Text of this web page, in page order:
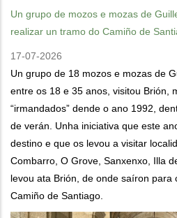
Un grupo de mozos e mozas de
realizar un tramo do Camiño de
17-07-2026
Un grupo de 18 mozos e mozas de
entre os 18 e 35 anos, visitou Brión,
“irmandados” dende o ano 1992,
de verán. Unha iniciativa que este
destino e que os levou a visitar
Combarro, O Grove, Sanxenxo, Illa
levou ata Brión, de onde saíron para
Camiño de Santiago.